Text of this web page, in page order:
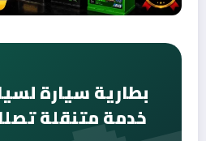
بطارية سيارة
خدمة متنقلة